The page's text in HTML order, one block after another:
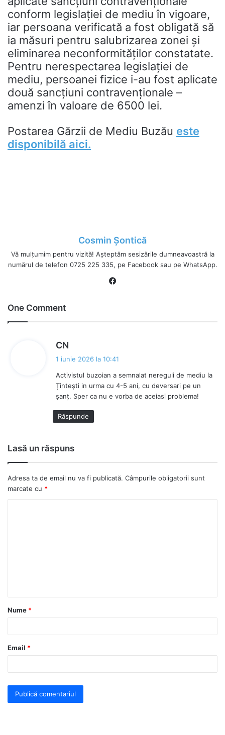
conform legislației de mediu în vigoare,
iar persoana verificată a fost obligată să
ia măsuri pentru salubrizarea zonei și
eliminarea neconformităților constatate.
Pentru nerespectarea legislației de
mediu, persoanei fizice i-au fost aplicate
două sancțiuni contravenționale –
amenzi în valoare de 6500 lei.
Postarea Gărzii de Mediu Buzău este
disponibilă aici.
Cosmin Șontică
Vă mulțumim pentru vizită! Așteptăm sesizările dumneavoastră la
numărul de telefon 0725 225 335, pe Facebook sau pe WhatsApp.
One Comment
CN
n
e
:
1 iunie 2026 la 10:41
Activistul buzoian a semnalat nereguli de mediu la
Țintești in urma cu 4-5 ani, cu deversari pe un
șanț. Sper ca nu e vorba de aceiasi problema!
Răspunde
Lasă un răspuns
Adresa ta de email nu va fi publicată. Câmpurile obligatorii sunt
marcate cu *
a
r
*
Nume *
Email *